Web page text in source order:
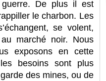
De plus il est
le charbon. Les
se volent,
marché noir. Nous
exposons en cette
besoins sont plus
des mines, ou de